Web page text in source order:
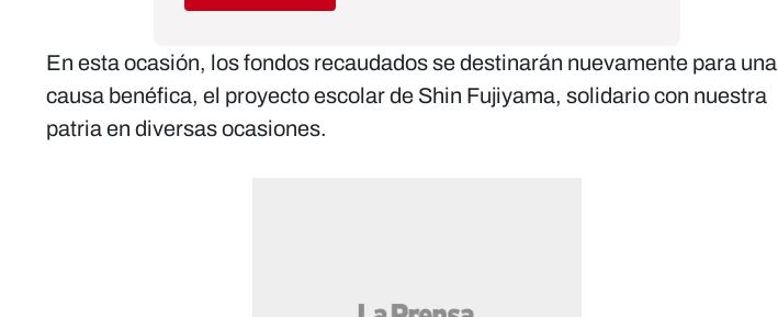
En esta ocasión, los fondos recaudados se destinarán nuevamente para una
causa benéfica, el proyecto escolar de Shin Fujiyama, solidario con nuestra
patria en diversas ocasiones.